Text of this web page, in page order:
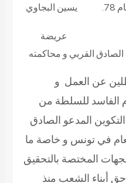
عريضة
القربي و محاكمته
عن العمل و
الفاسد للسلطة من
المدعو الصادق
في تونس و خاصة ما
المختصة بالتحقيق
أبناء الشعب منذ